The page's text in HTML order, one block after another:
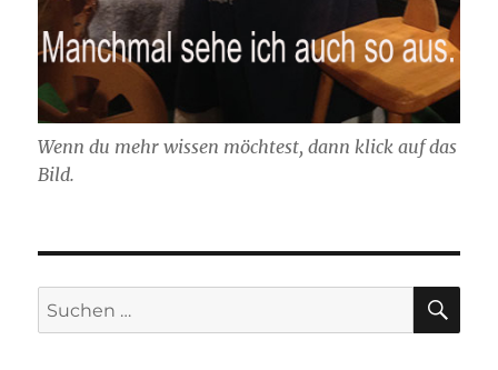
Wenn du mehr wissen möchtest, dann klick auf das
Bild.
Suchen
nach: